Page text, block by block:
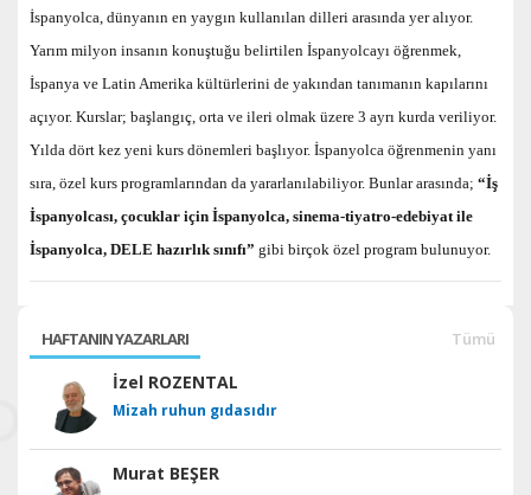
İspanyolca, dünyanın en yaygın kullanılan dilleri arasında yer alıyor.
Yarım milyon insanın konuştuğu belirtilen İspanyolcayı öğrenmek,
İspanya ve Latin Amerika kültürlerini de yakından tanımanın kapılarını
açıyor. Kurslar; başlangıç, orta ve ileri olmak üzere 3 ayrı kurda veriliyor.
Yılda dört kez yeni kurs dönemleri başlıyor. İspanyolca öğrenmenin yanı
sıra, özel kurs programlarından da yararlanılabiliyor. Bunlar arasında; “İş
İspanyolcası, çocuklar için İspanyolca, sinema-tiyatro-edebiyat ile
İspanyolca, DELE hazırlık sınıfı” gibi birçok özel program bulunuyor.
HAFTANIN YAZARLARI Tümü
İzel ROZENTAL
Mizah ruhun gıdasıdır
Murat BEŞER